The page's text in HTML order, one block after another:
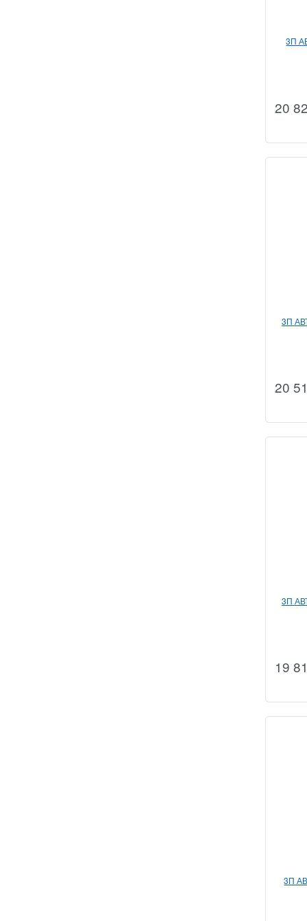
3П
20
3П
20
3П
19
3П